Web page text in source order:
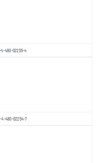
4-480-02255-4
4-480-02254-7